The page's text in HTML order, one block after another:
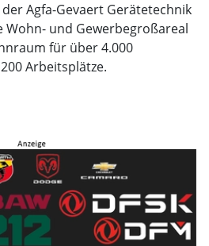
Agfa-Gevaert Gerätetechnik
Wohn- und Gewerbegroßareal
für über 4.000
Arbeitsplätze.